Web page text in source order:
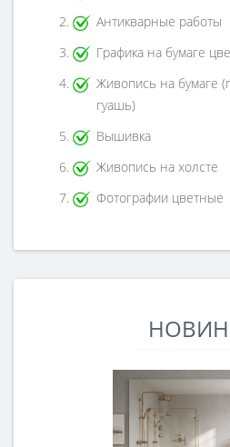
Антикварные работы
Графика на бумаге
Живопись на бумаге
гуашь)
Вышивка
Живопись на холсте
Фотографии цветные